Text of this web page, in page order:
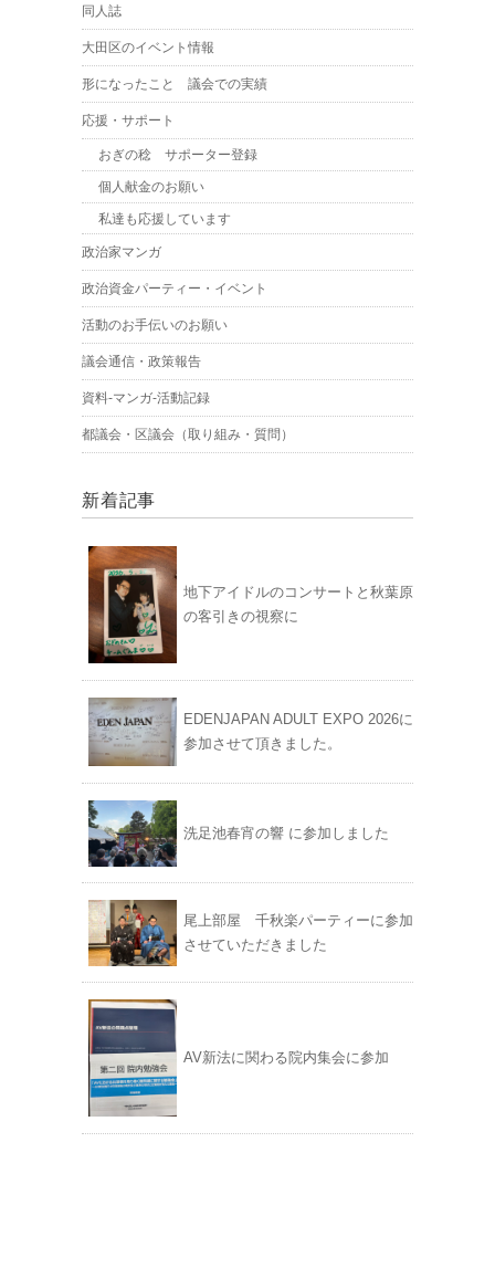
同人誌
大田区のイベント情報
形になったこと 議会での実績
応援・サポート
おぎの稔 サポーター登録
個人献金のお願い
私達も応援しています
政治家マンガ
政治資金パーティー・イベント
活動のお手伝いのお願い
議会通信・政策報告
資料-マンガ-活動記録
都議会・区議会（取り組み・質問）
新着記事
地下アイドルのコンサートと秋葉原
の客引きの視察に
EDENJAPAN ADULT EXPO 2026に
参加させて頂きました。
洗足池春宵の響 に参加しました
尾上部屋 千秋楽パーティーに参加
させていただきました
AV新法に関わる院内集会に参加